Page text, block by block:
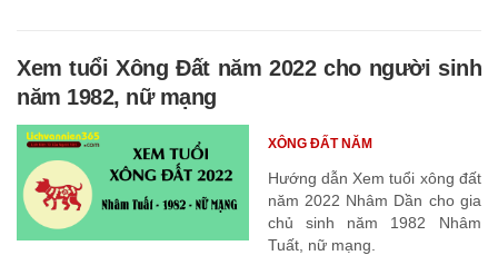
Xem tuổi Xông Đất năm 2022 cho người sinh
năm 1982, nữ mạng
Hướng dẫn Xem tuổi xông đất
năm 2022 Nhâm Dần cho gia
chủ sinh năm 1982 Nhâm
Tuất, nữ mạng.
XÔNG ĐẤT NĂM